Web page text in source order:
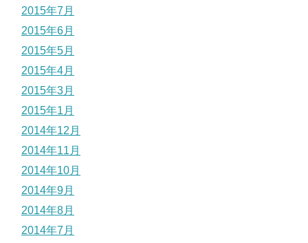
2015年7月
2015年6月
2015年5月
2015年4月
2015年3月
2015年1月
2014年12月
2014年11月
2014年10月
2014年9月
2014年8月
2014年7月